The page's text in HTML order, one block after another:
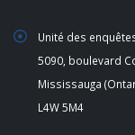
Unité des
5090, boulevard
Mississauga
L4W 5M4